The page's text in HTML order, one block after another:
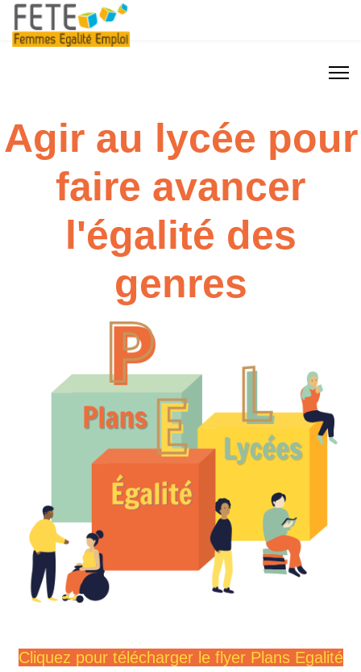
Agir au lycée pour
faire avancer
l'égalité des
genres
Cliquez pour télécharger le flyer Plans Egalité